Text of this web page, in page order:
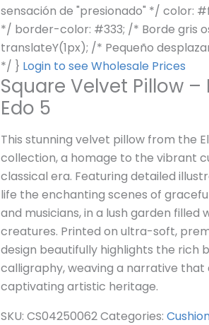
sensación de "presionado" */ color:
*/ border-color: #333; /* Borde gris
translateY(1px); /* Pequeño
*/ } Login to see Wholesale Prices
Square Velvet Pillow –
Edo 5
This stunning velvet pillow from the
collection, a homage to the vibrant
classical era. Featuring detailed
life the enchanting scenes of
and musicians, in a lush garden filled
creatures. Printed on ultra-soft,
design beautifully highlights the rich
calligraphy, weaving a narrative
captivating artistic heritage.
SKU:CS04250062Categories: